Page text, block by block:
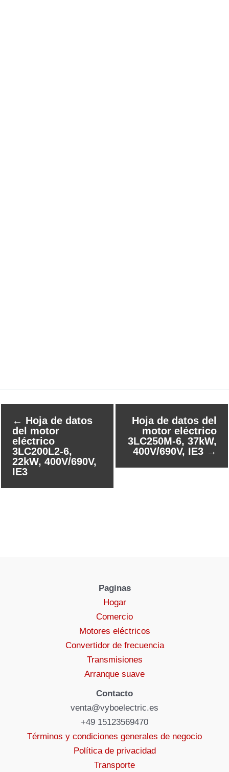
← Hoja de datos
del motor
eléctrico
3LC200L2-6,
22kW, 400V/690V,
IE3
Hoja de datos del
motor eléctrico
3LC250M-6, 37kW,
400V/690V, IE3 →
Paginas
Hogar
Comercio
Motores eléctricos
Convertidor de frecuencia
Transmisiones
Arranque suave
Contacto
venta@vyboelectric.es
+49 15123569470
Términos y condiciones generales de negocio
Política de privacidad
Transporte